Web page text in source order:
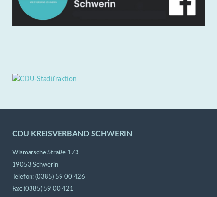
CDU KREISVERBAND SCHWERIN
Wismarsche Straße 173
19053 Schwerin
Telefon: (0385) 59 00 426
Fax: (0385) 59 00 421